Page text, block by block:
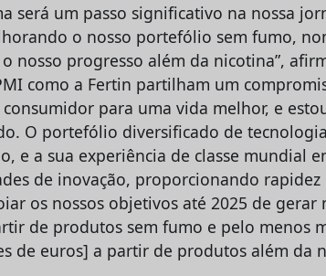
será um passo significativo na nossa
o nosso portefólio sem fumo,
nosso progresso além da nicotina”,
como a Fertin partilham um
para uma vida melhor, e
O portefólio diversificado de
e a sua experiência de classe mundial
de inovação, proporcionando rapidez
os nossos objetivos até 2025 de gerar
de produtos sem fumo e pelo menos
de euros] a partir de produtos além da